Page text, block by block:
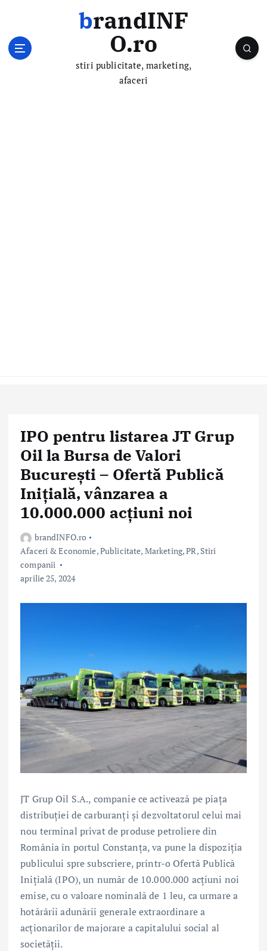
brandINF
O.ro
stiri publicitate, marketing,
afaceri
IPO pentru listarea JT Grup
Oil la Bursa de Valori
București – Ofertă Publică
Inițială, vânzarea a
10.000.000 acțiuni noi
brandINFO.ro
Afaceri & Economie,Publicitate, Marketing, PR, Stiri
companii
aprilie 25, 2024
JT Grup Oil S.A., companie ce activează pe piața
distribuției de carburanți și dezvoltatorul celui mai
nou terminal privat de produse petroliere din
România în portul Constanța, va pune la dispoziția
publicului spre subscriere, printr-o Ofertă Publică
Inițială (IPO), un număr de 10.000.000 acțiuni noi
emise, cu o valoare nominală de 1 leu, ca urmare a
hotărârii adunării generale extraordinare a
acționarilor de majorare a capitalului social al
societăţii.